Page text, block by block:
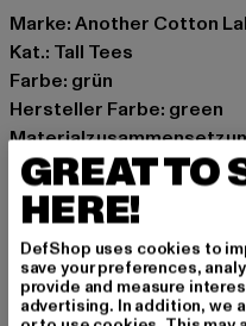
Marke: Another Cotton
Kat.: Tall Tees
Farbe: grün
Hersteller Farbe: green
Art.Nr: PD00006881-
Hersteller: Urban Styles
Schanzenstraße 41 |
GREAT TO
HERE!
DefShop uses cookies to
save your preferences,
provide and measure
advertising. In addition, we